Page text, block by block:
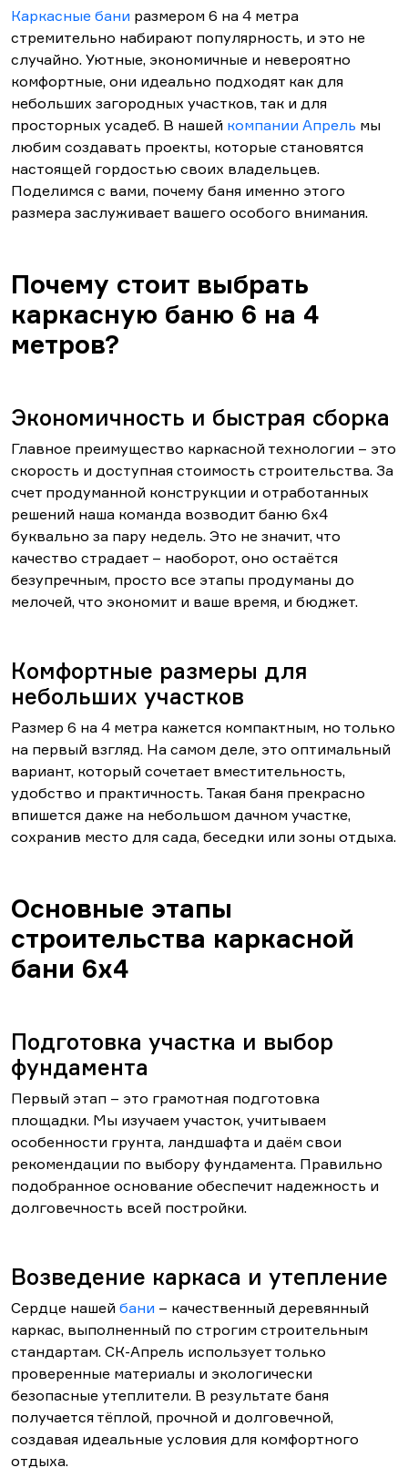
Каркасные бани размером 6 на 4 метра
стремительно набирают популярность, и это не
случайно. Уютные, экономичные и невероятно
комфортные, они идеально подходят как для
небольших загородных участков, так и для
просторных усадеб. В нашей компании Апрель мы
любим создавать проекты, которые становятся
настоящей гордостью своих владельцев.
Поделимся с вами, почему баня именно этого
размера заслуживает вашего особого внимания.
Почему стоит выбрать
каркасную баню 6 на 4
метров?
Экономичность и быстрая сборка
Главное преимущество каркасной технологии – это
скорость и доступная стоимость строительства. За
счет продуманной конструкции и отработанных
решений наша команда возводит баню 6х4
буквально за пару недель. Это не значит, что
качество страдает – наоборот, оно остаётся
безупречным, просто все этапы продуманы до
мелочей, что экономит и ваше время, и бюджет.
Комфортные размеры для
небольших участков
Размер 6 на 4 метра кажется компактным, но только
на первый взгляд. На самом деле, это оптимальный
вариант, который сочетает вместительность,
удобство и практичность. Такая баня прекрасно
впишется даже на небольшом дачном участке,
сохранив место для сада, беседки или зоны отдыха.
Основные этапы
строительства каркасной
бани 6х4
Подготовка участка и выбор
фундамента
Первый этап – это грамотная подготовка
площадки. Мы изучаем участок, учитываем
особенности грунта, ландшафта и даём свои
рекомендации по выбору фундамента. Правильно
подобранное основание обеспечит надежность и
долговечность всей постройки.
Возведение каркаса и утепление
Сердце нашей бани – качественный деревянный
каркас, выполненный по строгим строительным
стандартам. СК-Апрель использует только
проверенные материалы и экологически
безопасные утеплители. В результате баня
получается тёплой, прочной и долговечной,
создавая идеальные условия для комфортного
отдыха.